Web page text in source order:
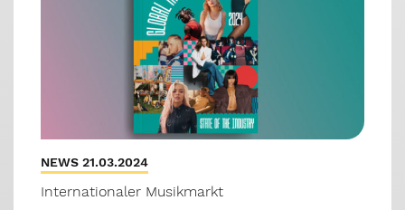
NEWS 21.03.2024
Internationaler Musikmarkt